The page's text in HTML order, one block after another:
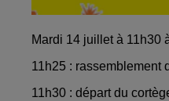
Mardi 14 juillet à 11h30
11h25 : rassemblement
11h30 : départ du